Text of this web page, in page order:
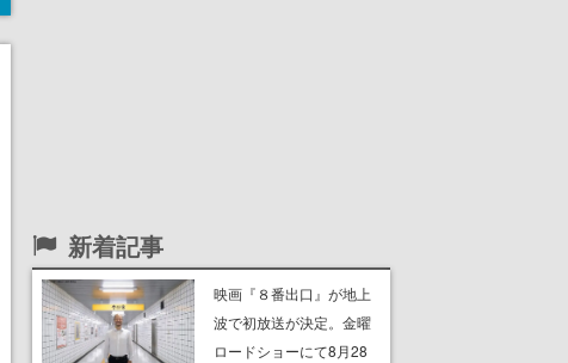
新着記事
映画『８番出口』が地上
波で初放送が決定。金曜
ロードショーにて8月28